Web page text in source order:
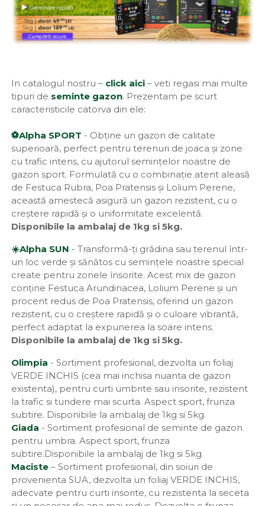
In catalogul nostru – click aici – veti regasi mai multe
tipuri de seminte gazon. Prezentam pe scurt
caracteristicile catorva din ele:
⚽Alpha SPORT - Obține un gazon de calitate
superioară, perfect pentru terenuri de joaca și zone
cu trafic intens, cu ajutorul semințelor noastre de
gazon sport. Formulată cu o combinație atent aleasă
de Festuca Rubra, Poa Pratensis și Lolium Perene,
această amestecă asigură un gazon rezistent, cu o
creștere rapidă și o uniformitate excelentă.
Disponibile la ambalaj de 1kg si 5kg.
☀️Alpha SUN - Transformă-ți grădina sau terenul într-
un loc verde și sănătos cu semințele noastre special
create pentru zonele însorite. Acest mix de gazon
conține Festuca Arundinacea, Lolium Perene și un
procent redus de Poa Pratensis, oferind un gazon
rezistent, cu o creștere rapidă și o culoare vibrantă,
perfect adaptat la expunerea la soare intens.
Disponibile la ambalaj de 1kg si 5kg.
Olimpia - Sortiment profesional, dezvolta un foliaj
VERDE INCHIS (cea mai inchisa nuanta de gazon
existenta), pentru curti umbrite sau insorite, rezistent
la trafic si tundere mai scurta. Aspect sport, frunza
subtire. Disponibile la ambalaj de 1kg si 5kg.
Giada - Sortiment profesional de seminte de gazon
pentru umbra. Aspect sport, frunza
subtire.Disponibile la ambalaj de 1kg si 5kg.
Maciste – Sortiment profesional, din soiuri de
provenienta SUA, dezvolta un foliaj VERDE INCHIS,
adecvate pentru curti insorite, cu rezistenta la seceta